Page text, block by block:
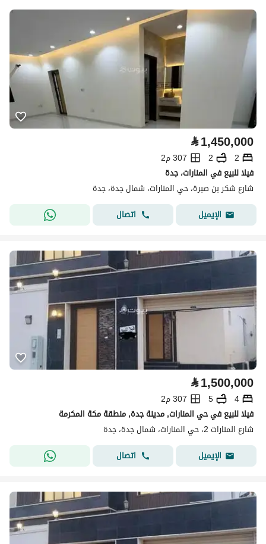
⃁1,450,000
2
2
307 م2
فيلا للبيع في المنارات، جدة
شارع شكر بن صبرة، حي المنارات، شمال جدة، جدة
الإيميل
اتصال
⃁1,500,000
4
5
307 م2
فيلا للبيع في حي المنارات, مدينة جدة, منطقة مكة المكرمة
شارع المنارات 2، حي المنارات، شمال جدة، جدة
الإيميل
اتصال